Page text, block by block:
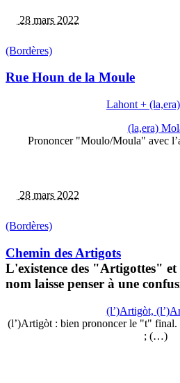
28 mars 2022
(Bordères)
Rue Houn de la Moule
Lahont +
(la,era)
Prononcer "Moulo/Moula" avec
28 mars 2022
(Bordères)
Chemin des Artigots
L'existence des "Artigottes" et
nom laisse penser à une
(l’)Artigòt,
(l’)Artigòt : bien prononcer le "t"
; (…)